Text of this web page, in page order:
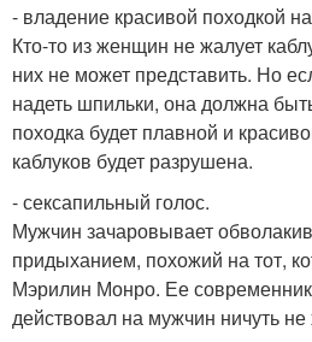
- владение красивой походкой
Кто-то из женщин не жалует
них не может представить. Но
надеть шпильки, она должна
походка будет плавной и
каблуков будет разрушена.
- сексапильный голос.
Мужчин зачаровывает
придыханием, похожий на тот,
Мэрилин Монро. Ее
действовал на мужчин ничуть